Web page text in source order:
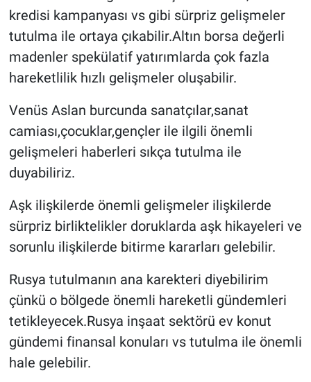
kredisi kampanyası vs gibi sürpriz gelişmeler
tutulma ile ortaya çıkabilir.Altın borsa değerli
madenler spekülatif yatırımlarda çok fazla
hareketlilik hızlı gelişmeler oluşabilir.
Venüs Aslan burcunda sanatçılar,sanat
camiası,çocuklar,gençler ile ilgili önemli
gelişmeleri haberleri sıkça tutulma ile
duyabiliriz.
Aşk ilişkilerde önemli gelişmeler ilişkilerde
sürpriz birliktelikler doruklarda aşk hikayeleri ve
sorunlu ilişkilerde bitirme kararları gelebilir.
Rusya tutulmanın ana karekteri diyebilirim
çünkü o bölgede önemli hareketli gündemleri
tetikleyecek.Rusya inşaat sektörü ev konut
gündemi finansal konuları vs tutulma ile önemli
hale gelebilir.